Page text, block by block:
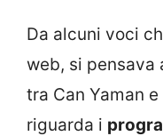
Da alcuni voci
web, si pensava
tra Can Yaman
riguarda i